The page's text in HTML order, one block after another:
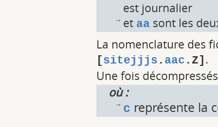
est journalier
et aa sont les
La nomenclature des
[sitejjjs . aac .Z] .
Une fois
où :
c représente la